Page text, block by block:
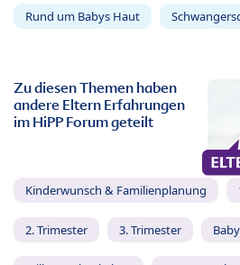
Rund um Babys Haut
Zu diesen Themen haben
andere Eltern Erfahrungen
im HiPP Forum geteilt
Kinderwunsch & Familienplanung
2. Trimester 3. Trimester